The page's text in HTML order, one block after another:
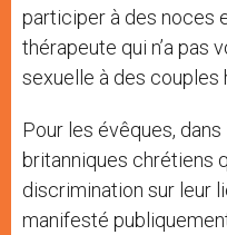
participer à des noces
thérapeute qui n’a pas
sexuelle à des couples
Pour les évêques,
britanniques chrétiens
discrimination sur leur
manifesté